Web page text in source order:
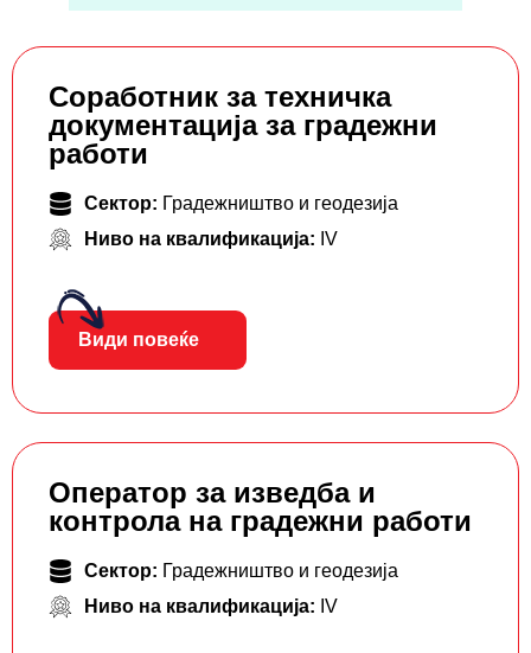
Соработник за техничка
документација за градежни
работи
Сектор: Градежништво и геодезија
Ниво на квалификација: IV
Види повеќе
Оператор за изведба и
контрола на градежни работи
Сектор: Градежништво и геодезија
Ниво на квалификација: IV